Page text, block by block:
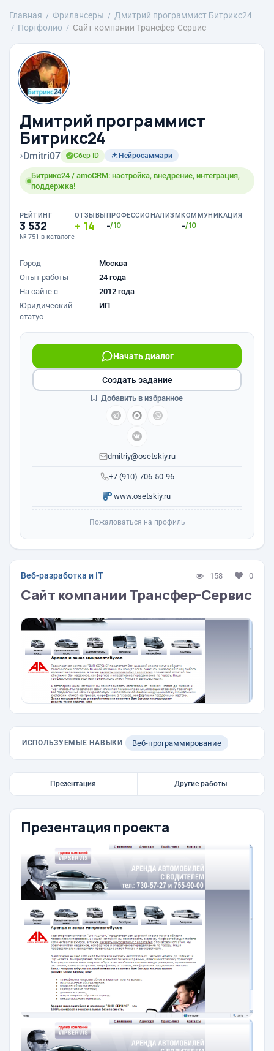
Главная Фрилансеры
Дмитрий программист Битрикс24
Портфолио
Сайт компании Трансфер-Сервис
Дмитрий программист
Битрикс24
›Dmitri07 Сбер ID Нейросаммари
Битрикс24 / amoCRM: настройка, внедрение, интеграция,
поддержка!
РЕЙТИНГ
3 532
№ 751 в каталоге
ОТЗЫВЫ
14
ПРОФЕССИОНАЛИЗМ
-/10
КОММУНИКАЦИЯ
-/10
Город
Москва
Опыт работы
24 года
На сайте с
2012 года
Юридический
статус
ИП
+7 (910) 706-50-96
Начать диалог
dmitriy@osetskiy.ru
www.osetskiy.ru
Создать задание
Добавить в избранное
Пожаловаться на профиль
Веб-разработка и IT 158 0
Сайт компании Трансфер-Сервис
ИСПОЛЬЗУЕМЫЕ НАВЫКИ Веб-программирование
Презентация Другие работы
Презентация проекта